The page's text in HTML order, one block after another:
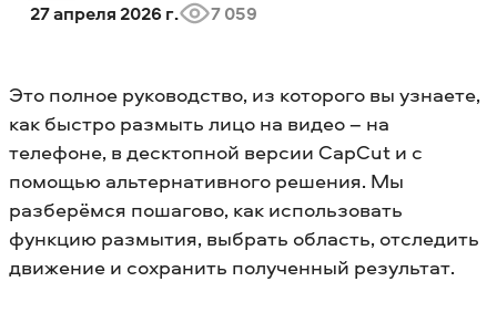
27 апреля 2026 г.
7 059
Это полное руководство, из которого вы узнаете,
как быстро размыть лицо на видео – на
телефоне, в десктопной версии CapCut и с
помощью альтернативного решения. Мы
разберёмся пошагово, как использовать
функцию размытия, выбрать область, отследить
движение и сохранить полученный результат.